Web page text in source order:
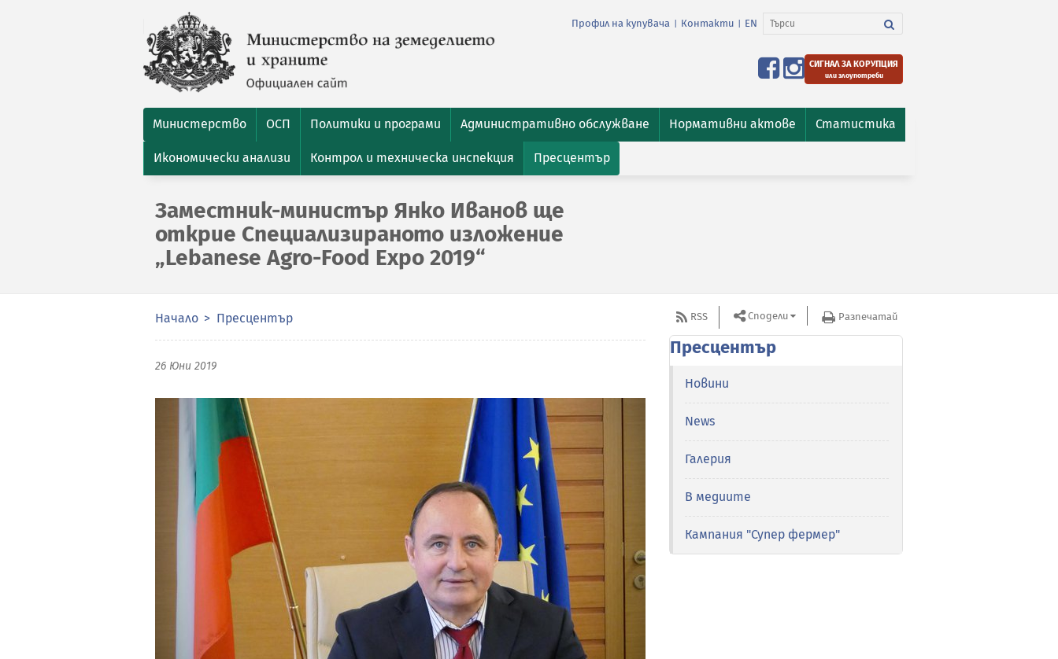
Профил на купувача Контакти EN
СИГНАЛ ЗА КОРУПЦИЯ
или злоупотреби
Министерство ОСП Политики и програми Административно обслужване Нормативни актове Статистика
Икономически анализи Контрол и техническа инспекция Пресцентър
Заместник-министър Янко Иванов ще
открие Специализираното изложение
„Lebanese Аgro-Food Expo 2019“
Начало Пресцентър
26 Юни 2019
RSS Сподели Разпечатай
Пресцентър
Новини
News
Галерия
В медиите
Кампания "Супер фермер"